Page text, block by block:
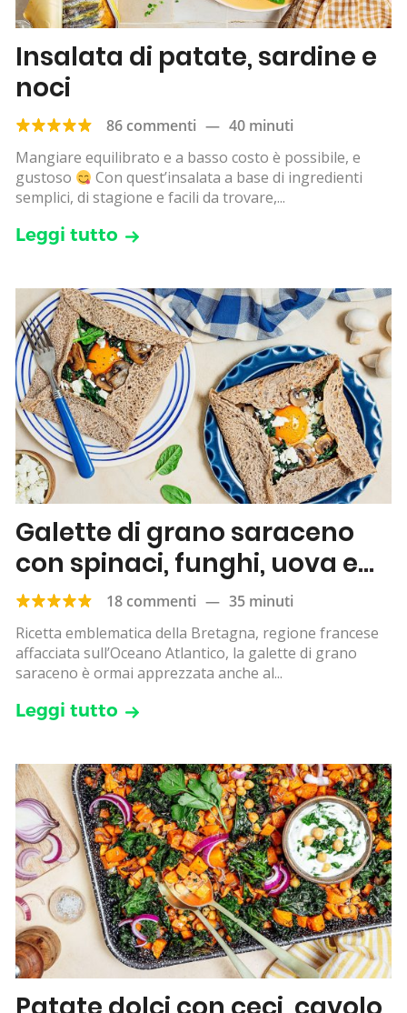
Insalata di patate, sardine e
noci
86 commenti — 40 minuti
Mangiare equilibrato e a basso costo è possibile, e
gustoso
Con quest’insalata a base di ingredienti
semplici, di stagione e facili da trovare,...
Leggi tutto
Galette di grano saraceno
con spinaci, funghi, uova e
feta
18 commenti — 35 minuti
Ricetta emblematica della Bretagna, regione francese
affacciata sull’Oceano Atlantico, la galette di grano
saraceno è ormai apprezzata anche al...
Leggi tutto